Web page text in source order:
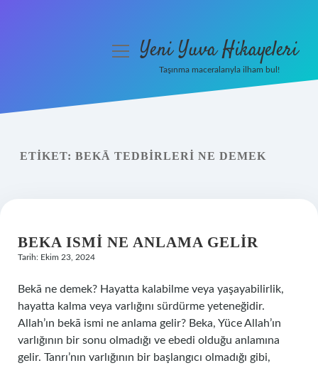
Yasal Uyarı
menüyüYeni Yuva Hikayeleri
Taşınma maceralarıyla ilham bul!
ETIKET: BEKĀ TEDBIRLERI NE DEMEK
BEKA ISMI NE ANLAMA GELIR
Tarih: Ekim 23, 2024
Bekā ne demek? Hayatta kalabilme veya yaşayabilirlik,
hayatta kalma veya varlığını sürdürme yeteneğidir.
Allah’ın bekā ismi ne anlama gelir? Beka, Yüce Allah’ın
varlığının bir sonu olmadığı ve ebedi olduğu anlamına
gelir. Tanrı’nın varlığının bir başlangıcı olmadığı gibi,